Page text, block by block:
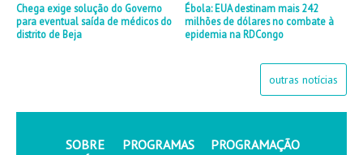
Chega exige solução do Governo
para eventual saída de médicos do
distrito de Beja
Ébola: EUA destinam mais 242
milhões de dólares no combate à
epidemia na RDCongo
outras notícias
SOBRE
PROGRAMAS PROGRAMAÇÃO